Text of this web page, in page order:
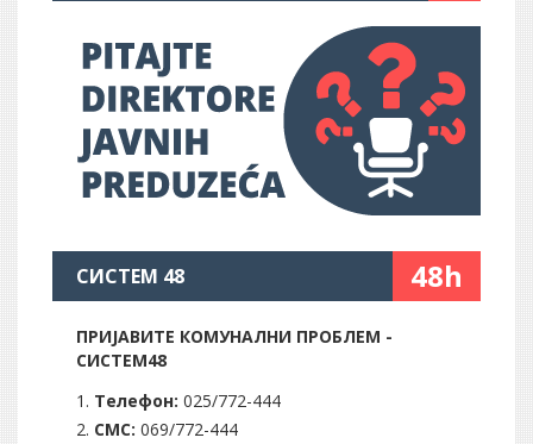
СИСТЕМ 48 48h
ПРИЈАВИТЕ КОМУНАЛНИ ПРОБЛЕМ -
СИСТЕМ48
Телефон: 025/772-444
СМС: 069/772-444